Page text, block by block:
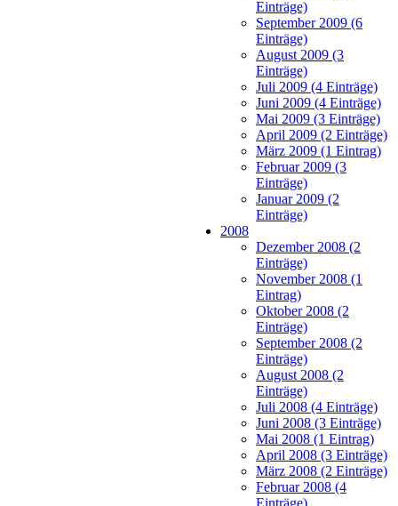
Einträge)
September 2009 (6
Einträge)
August 2009 (3
Einträge)
Juli 2009 (4 Einträge)
Juni 2009 (4 Einträge)
Mai 2009 (3 Einträge)
April 2009 (2 Einträge)
März 2009 (1 Eintrag)
Februar 2009 (3
Einträge)
Januar 2009 (2
Einträge)
2008
Dezember 2008 (2
Einträge)
November 2008 (1
Eintrag)
Oktober 2008 (2
Einträge)
September 2008 (2
Einträge)
August 2008 (2
Einträge)
Juli 2008 (4 Einträge)
Juni 2008 (3 Einträge)
Mai 2008 (1 Eintrag)
April 2008 (3 Einträge)
März 2008 (2 Einträge)
Februar 2008 (4
Einträge)